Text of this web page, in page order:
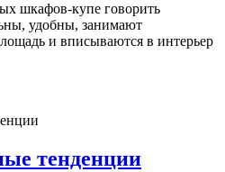
шкафов-купе говорить
удобны, занимают
и вписываются в интерьер
тенденции